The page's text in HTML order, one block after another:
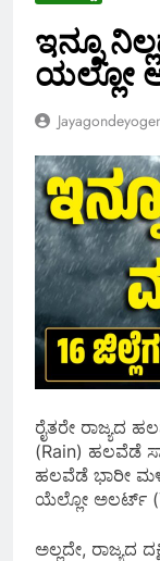
ಇನ್ನೂ
ಯಲ್ಲೋ
ರೈತರೇ ರಾಜ್ಯದ
(Rain) ಹಲವೆಡೆ
ಹಲವೆಡೆ ಭಾರೀ
ಯೆಲ್ಲೋ ಅಲರ್ಟ್‌
ಅಲ್ಲದೇ, ರಾಜ್ಯದ